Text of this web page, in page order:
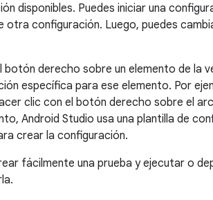
disponibles. Puedes iniciar una
otra configuración. Luego, puedes
botón derecho sobre un elemento de la
específica para ese elemento. Por
clic con el botón derecho sobre el
Android Studio usa una plantilla de
crear la configuración.
fácilmente una prueba y ejecutar o